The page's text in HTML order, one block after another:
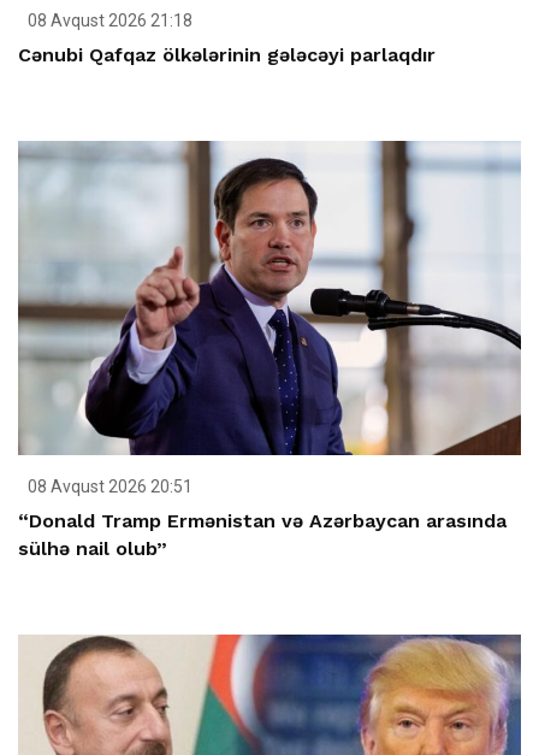
08 Avqust 2026 21:18
Cənubi Qafqaz ölkələrinin gələcəyi parlaqdır
08 Avqust 2026 20:51
“Donald Tramp Ermənistan və Azərbaycan arasında
sülhə nail olub”